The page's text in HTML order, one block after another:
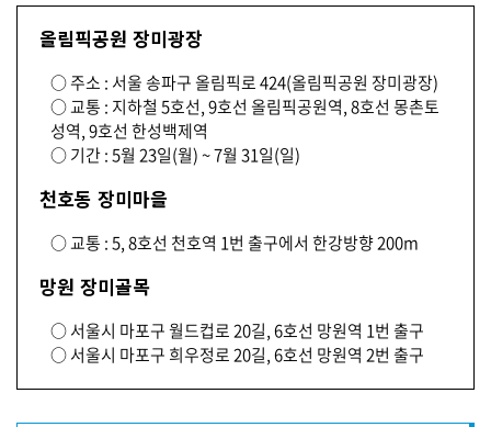
올림픽공원 장미광장
○ 주소 : 서울 송파구 올림픽로 424(올림픽공원 장미광장)
○ 교통 : 지하철 5호선, 9호선 올림픽공원역, 8호선 몽촌토
성역, 9호선 한성백제역
○ 기간 : 5월 23일(월) ~ 7월 31일(일)
천호동 장미마을
○ 교통 : 5, 8호선 천호역 1번 출구에서 한강방향 200m
망원 장미골목
○ 서울시 마포구 월드컵로 20길, 6호선 망원역 1번 출구
○ 서울시 마포구 희우정로 20길, 6호선 망원역 2번 출구